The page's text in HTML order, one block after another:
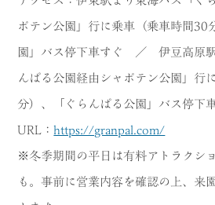
ボテン公園」行に乗車（乗車時間30
園」バス停下車すぐ ／ 伊豆高原駅
んぱる公園経由シャボテン公園」行
分）、「ぐらんぱる公園」バス停下
URL：https://granpal.com/
※冬季期間の平日は有料アトラクシ
も。事前に営業内容を確認の上、来